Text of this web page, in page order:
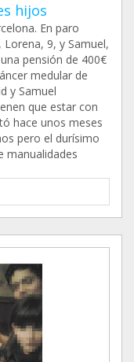
hijos
En paro
9, y Samuel,
pensión de 400€
medular de
y Samuel
que estar con
hace unos meses
pero el durísimo
manualidades